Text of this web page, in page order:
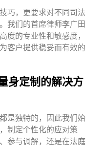
巧，更要求对不同司法
我们的首席律师李广田
度的专业性和敏感度，
客户提供稳妥而有效的
身定制的解决方
是独特的，因此我们始
制定个性化的应对策
参与调解，还是在法庭